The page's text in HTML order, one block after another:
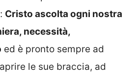
Cristo ascolta ogni nostra
necessità,
ed è pronto sempre ad
le sue braccia, ad